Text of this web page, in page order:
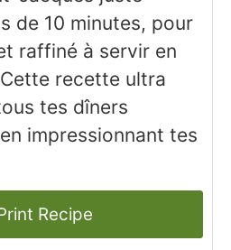
de 10 minutes, pour
raffiné à servir en
recette ultra
tes dîners
impressionnant tes
Recipe